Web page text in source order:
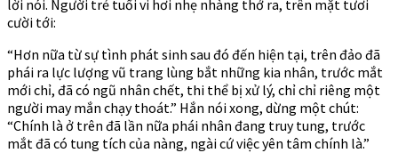
lời nói. Người trẻ tuổi vi hơi nhẹ nhàng thở ra, trên mặt tươi
cười tới:
“Hơn nữa từ sự tình phát sinh sau đó đến hiện tại, trên đảo đã
phái ra lực lượng vũ trang lùng bắt những kia nhân, trước mắt
mới chỉ, đã có ngũ nhân chết, thi thể bị xử lý, chỉ chỉ riêng một
người may mắn chạy thoát.” Hắn nói xong, dừng một chút:
“Chính là ở trên đã lần nữa phái nhân đang truy tung, trước
mắt đã có tung tích của nàng, ngài cứ việc yên tâm chính là.”